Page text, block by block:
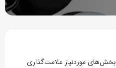
بخش‌های موردنیاز علامت‌گذاری